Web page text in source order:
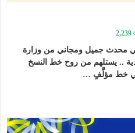
2,239
محدث جميل ومجاني من وزارة
.. يستلهم من روح خط النسخ
في خط مؤلَّفٍ …